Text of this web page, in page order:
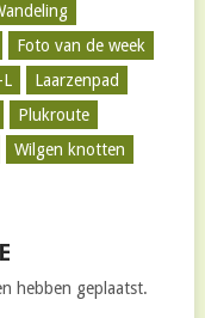
Foto van de week
Laarzenpad
Plukroute
Wilgen knotten
hebben geplaatst.